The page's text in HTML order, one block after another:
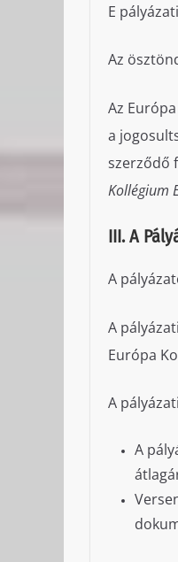
E
Az
Az
a
szerződő
Kollégium
III. A
A
A
Európa
A pályázati
A